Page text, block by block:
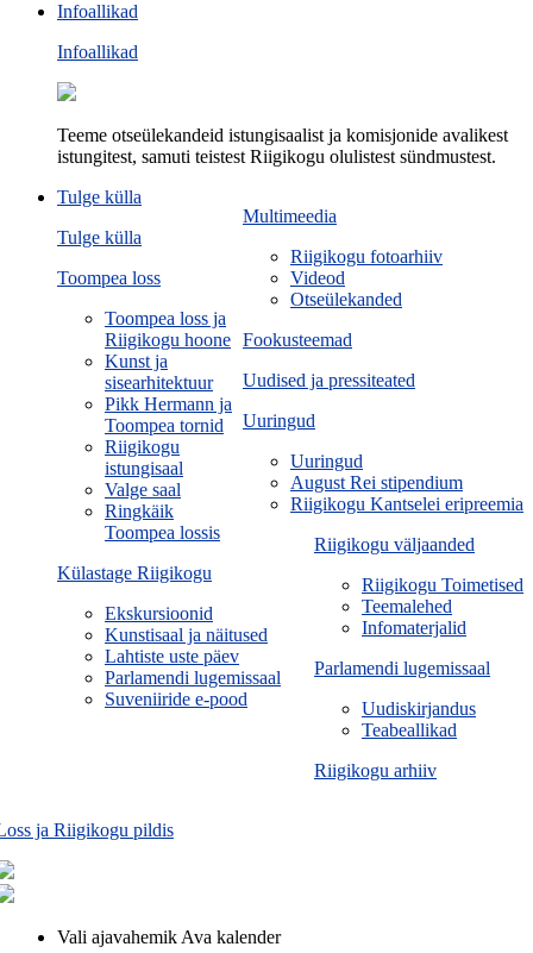
Infoallikad
Infoallikad
Teeme otseülekandeid istungisaalist ja komisjonide avalikest
istungitest, samuti teistest Riigikogu olulistest sündmustest.
Multimeedia
Riigikogu fotoarhiiv
Videod
Otseülekanded
Fookusteemad
Uudised ja pressiteated
Uuringud
Uuringud
August Rei stipendium
Riigikogu Kantselei eripreemia
Riigikogu väljaanded
Riigikogu Toimetised
Teemalehed
Infomaterjalid
Parlamendi lugemissaal
Uudiskirjandus
Teabeallikad
Riigikogu arhiiv
Tulge külla
Tulge külla
Toompea loss
Toompea loss ja
Riigikogu hoone
Kunst ja
sisearhitektuur
Pikk Hermann ja
Toompea tornid
Riigikogu
istungisaal
Valge saal
Ringkäik
Toompea lossis
Külastage Riigikogu
Ekskursioonid
Kunstisaal ja näitused
Lahtiste uste päev
Parlamendi lugemissaal
Suveniiride e-pood
ja Riigikogu pildis
Vali ajavahemik Ava kalender